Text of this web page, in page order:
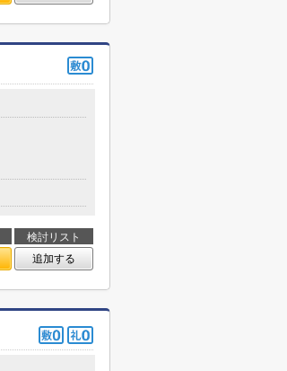
検討リスト
追加する